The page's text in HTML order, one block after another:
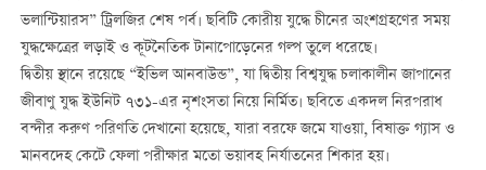
ভলান্টিয়ারস” ট্রিলজির শেষ পর্ব। ছবিটি কোরীয় যুদ্ধে চীনের অংশগ্রহণের সময়
যুদ্ধক্ষেত্রের লড়াই ও কূটনৈতিক টানাপোড়েনের গল্প তুলে ধরেছে।
দ্বিতীয় স্থানে রয়েছে “ইভিল আনবাউন্ড”, যা দ্বিতীয় বিশ্বযুদ্ধ চলাকালীন জাপানের
জীবাণু যুদ্ধ ইউনিট ৭৩১-এর নৃশংসতা নিয়ে নির্মিত। ছবিতে একদল নিরপরাধ
বন্দীর করুণ পরিণতি দেখানো হয়েছে, যারা বরফে জমে যাওয়া, বিষাক্ত গ্যাস ও
মানবদেহ কেটে ফেলা পরীক্ষার মতো ভয়াবহ নির্যাতনের শিকার হয়।